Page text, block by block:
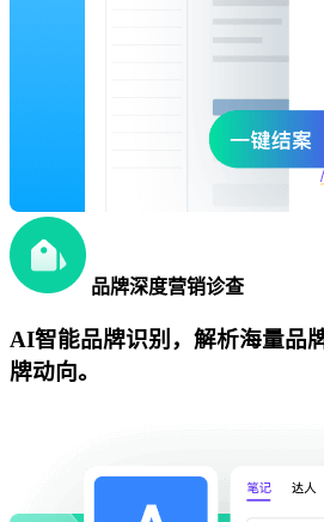
品牌深度营销诊查
AI智能品牌识别，解析海量品
牌动向。